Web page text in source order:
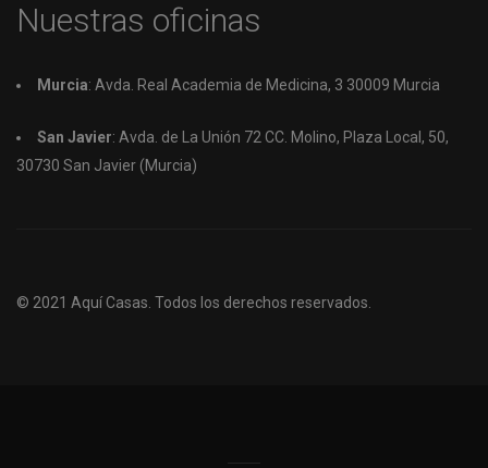
Nuestras oficinas
Murcia: Avda. Real Academia de Medicina, 3 30009 Murcia
San Javier: Avda. de La Unión 72 CC. Molino, Plaza Local, 50,
30730 San Javier (Murcia)
© 2021 Aquí Casas. Todos los derechos reservados.